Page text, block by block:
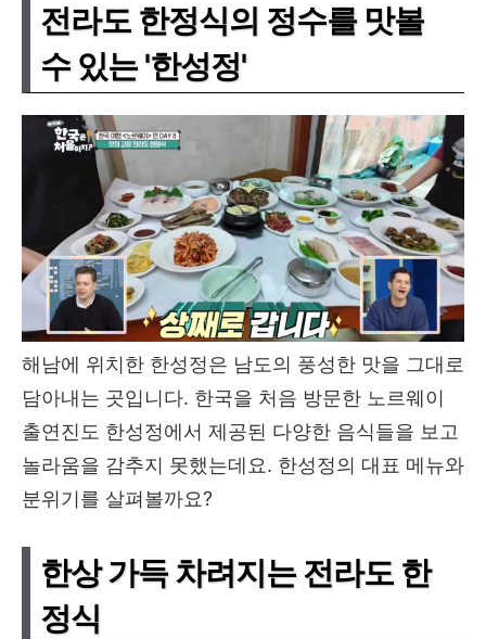
전라도 한정식의 정수를 맛볼
수 있는 '한성정'
해남에 위치한 한성정은 남도의 풍성한 맛을 그대로
담아내는 곳입니다. 한국을 처음 방문한 노르웨이
출연진도 한성정에서 제공된 다양한 음식들을 보고
놀라움을 감추지 못했는데요. 한성정의 대표 메뉴와
분위기를 살펴볼까요?
한상 가득 차려지는 전라도 한
정식